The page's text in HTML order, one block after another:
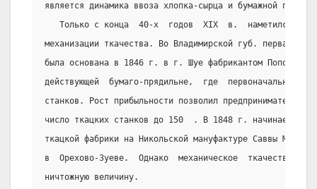
является динамика ввоза хлопка-сырца и бумажной пряжи
Только с конца  40-х  годов  XIX  в.  наметился
механизации ткачества. Во Владимирской губ. первая
была основана в 1846 г. в г. Шуе фабрикантом Поповым
действующей  бумаго-прядильне,  где  первоначально
станков. Рост прибыльности позволил предпринимателю
число ткацких станков до 150  . В 1848 г. начинается
ткацкой фабрики на Никольской мануфактуре Саввы
в  Орехово-Зуеве.  Однако  механическое  ткачество  в
ничтожную величину.